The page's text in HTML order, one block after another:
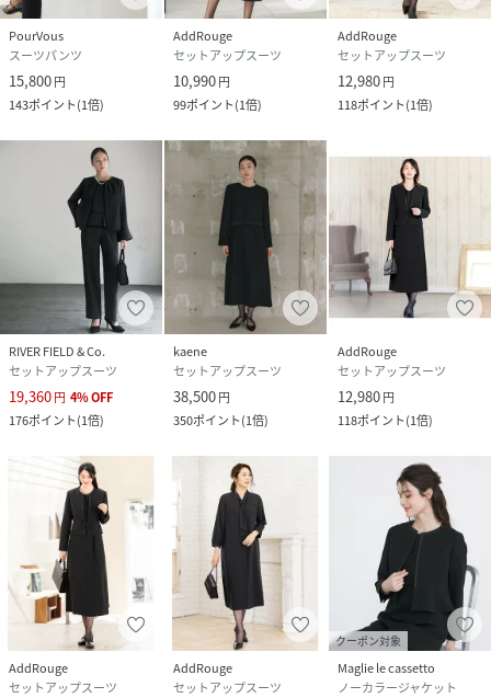
PourVous
スーツパンツ
15,800円
143ポイント(1倍)
AddRouge
セットアップスーツ
10,990円
99ポイント(1倍)
AddRouge
セットアップスーツ
12,980円
118ポイント(1倍)
RIVER FIELD & Co.
セットアップスーツ
19,360円 4%OFF
176ポイント(1倍)
kaene
セットアップスーツ
38,500円
350ポイント(1倍)
AddRouge
セットアップスーツ
12,980円
118ポイント(1倍)
AddRouge
セットアップスーツ
AddRouge
セットアップスーツ
クーポン対象
Maglie le cassetto
ノーカラージャケット